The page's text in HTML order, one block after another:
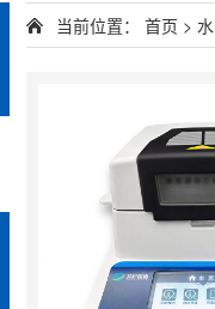
当前位置： 首页 >